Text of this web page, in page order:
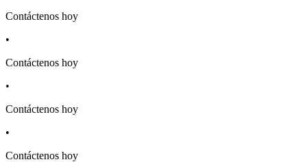
Contáctenos hoy
•
Contáctenos hoy
•
Contáctenos hoy
•
Contáctenos hoy